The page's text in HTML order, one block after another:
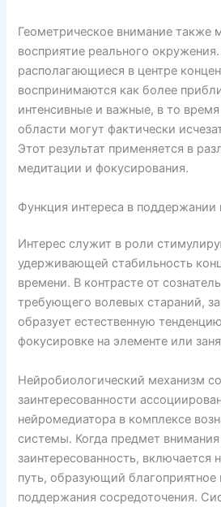
Геометрическое внимание также
восприятие реального
располагающиеся в центре
воспринимаются как более
интенсивные и важные, в то
области могут фактически
Этот результат применяется в
медитации и фокусирования.
Функция интереса в поддержании
Интерес служит в роли
удерживающей стабильность
времени. В контрасте от
требующего волевых стараний,
образует естественную
фокусировке на элементе или
Нейробиологический механизм
заинтересованности
нейромедиатора в комплексе
системы. Когда предмет
заинтересованность, включается
путь, образующий
поддержания сосредоточения.